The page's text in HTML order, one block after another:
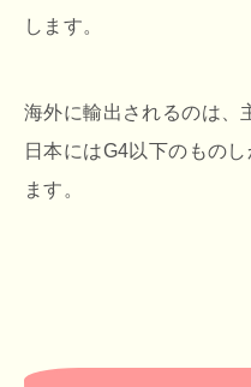
します。
海外に輸出されるのは、
日本にはG4以下のもの
ます。